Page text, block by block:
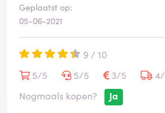
Geplaatst op:
05-06-2021
9 / 10
5/5
5/5 3/5
Nogmaals kopen?
Ja